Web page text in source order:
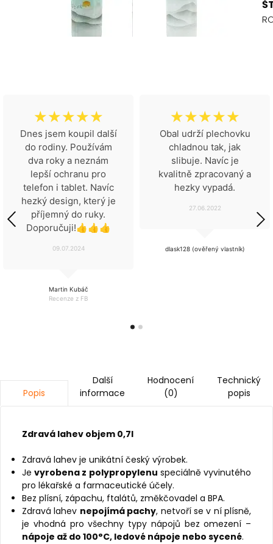
Martin Kubáč
Recenze z FB
☆☆☆☆☆
Dnes jsem koupil další
do rodiny. Používám
dva roky a neznám
lepší ochranu pro
telefon i tablet. Navíc
hezký design, který je
příjemný do ruky.
Doporučuji!👍👍👍
09.07.2024 dlask128 (ověřený vlastník)
☆☆☆☆☆
Obal udrží plechovku
chladnou tak, jak
slibuje. Navíc je
kvalitně zpracovaný a
hezky vypadá.
27.06.2022
Popis
Další
informace
Hodnocení
(0)
Technický
popis
Zdravá lahev objem 0,7l
Zdravá lahev je unikátní český výrobek.
Jevyrobena z polypropylenu speciálně vyvinutého
pro lékařské a farmaceutické účely.
Bez plísní, zápachu, ftalátů, změkčovadel a BPA.
Zdravá lahev nepojímá pachy, netvoří se v ní plísně,
je vhodná pro všechny typy nápojů bez omezení –
nápoje až do 100°C, ledové nápoje nebo sycené.